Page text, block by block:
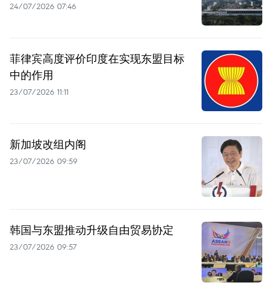
24/07/2026 07:46
菲律宾高度评价印度在实现东盟目标
中的作用
23/07/2026 11:11
新加坡改组内阁
23/07/2026 09:59
韩国与东盟推动升级自由贸易协定
23/07/2026 09:57